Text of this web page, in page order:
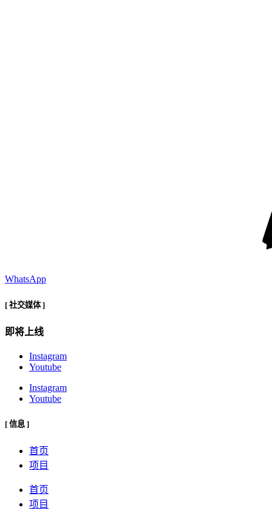
WhatsApp
[ 社交媒体 ]
即将上线
Instagram
Youtube
Instagram
Youtube
[ 信息 ]
首页
项目
首页
项目